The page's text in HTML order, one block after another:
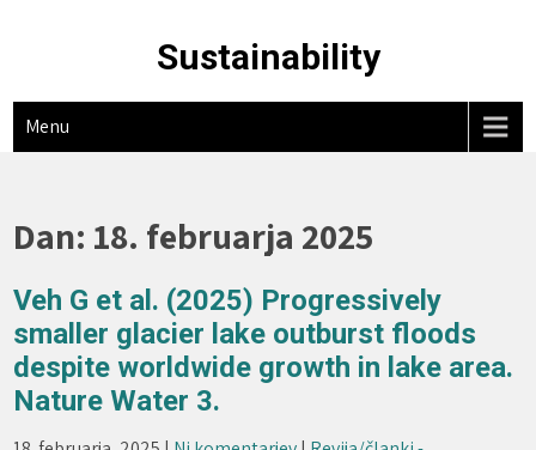
Sustainability
Menu
Dan: 18. februarja 2025
Veh G et al. (2025) Progressively
smaller glacier lake outburst floods
despite worldwide growth in lake area.
Nature Water 3.